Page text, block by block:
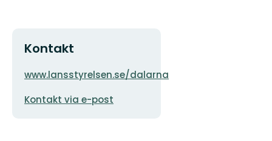
Kontakt
Adress
www.lansstyrelsen.se/dalarna
postadress
Kontakt via e-post